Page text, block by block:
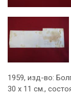
1959, изд-во:
30 х 11 см.,